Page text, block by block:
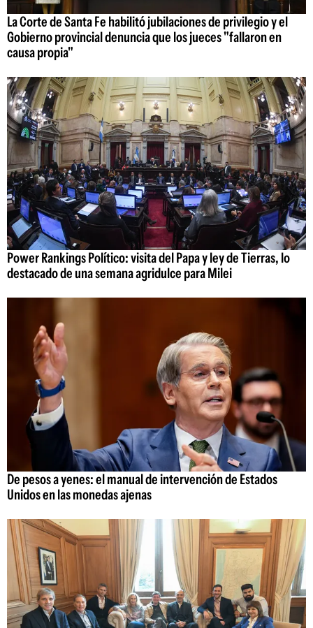
La Corte de Santa Fe habilitó jubilaciones de privilegio y el
Gobierno provincial denuncia que los jueces "fallaron en
causa propia"
Power Rankings Político: visita del Papa y ley de Tierras, lo
destacado de una semana agridulce para Milei
De pesos a yenes: el manual de intervención de Estados
Unidos en las monedas ajenas